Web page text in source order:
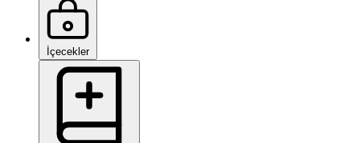
İçecekler